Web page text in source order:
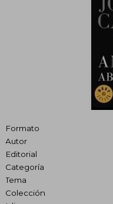
Formato
Autor
Editorial
Categoría
Tema
Colección